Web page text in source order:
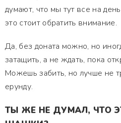
думают, что мы тут все на
это стоит обратить внимание.
Да, без доната можно, но
затащить, а не ждать, пока
Можешь забить, но лучше не
ерунду.
ТЫ ЖЕ НЕ ДУМАЛ, ЧТО